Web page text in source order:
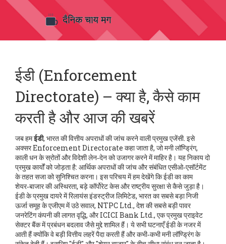
ईडी (Enforcement
Directorate) – क्या है, कैसे काम
करती है और आज की खबरें
जब हमईडी, भारत की वित्तीय अपराधों की जांच करने वाली प्रमुख एजेंसी. इसे
अक्सरEnforcement Directorate कहा जाता है, जो मनी लॉण्ड्रिंग,
काली धन के स्रोतों और विदेशी लेन‑देन को उजागर करने में माहिर है। यह निकाय दो
प्रमुख कार्यों को जोड़ता है: आर्थिक अपराधों की जांच और संबंधित एसीओ‑एसॉर्टमेंट
के तहत सजा को सुनिश्चित करना। इस परिचय में हम देखेंगे कि ईडी का काम
शेयर‑बाजार की अस्थिरता, बड़े कॉर्पोरेट केस और राष्ट्रीय सुरक्षा से कैसे जुड़ा है।
ईडी के प्रमुख दायरे मेंरिलायंस इंडस्ट्रीज लिमिटेड, भारत का सबसे बड़ा निजी
ऊर्जा समूहके एजीएम में उठे सवाल, NTPC Ltd., देश की सबसे बड़ी पावर
जनरेटिंग कंपनीकी लागत वृद्धि, औरICICI Bank Ltd., एक प्रमुख प्राइवेट
सेक्टर बैंकमें प्रबंधन बदलाव जैसे मुद्दे शामिल हैं। ये सभी घटनाएँ ईडी के नजर में
आती हैं क्योंकि वे बड़ी वित्तीय लहरें पैदा करती हैं और कभी‑कभी मनी लॉण्ड्रिंग के